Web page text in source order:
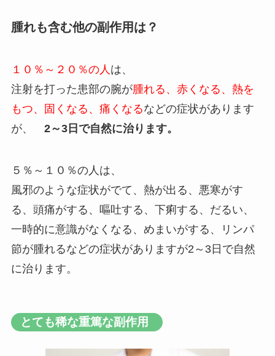
腫れも含む他の副作用は？
１０％～２０％の人 は、
注射を打った患部の腕が腫れる、赤くなる、熱を
もつ、固くなる、痛くなるなどの症状があります
が、 2～3日で自然に治ります。
５％～１０％の人は、
風邪のような症状がでて、熱が出る、悪寒がす
る、頭痛がする、嘔吐する、下痢する、だるい、
一時的に意識がなくなる、めまいがする、リンパ
節が腫れるなどの症状がありますが2～3日で自然
に治ります。
とても稀な重篤な副作用